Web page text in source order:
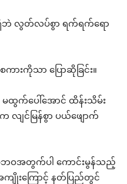
ရှိဘဲ လွတ်လပ်စွာ ရက်ရက်ရော
းကိုသာ ပြောဆိုခြင်း။
က်ပေါ်အောင် ထိန်းသိမ်း
လျင်မြန်စွာ ပယ်ဖျောက်
ဝအတွက်ပါ ကောင်းမွန်သည့်
ျိုးကြောင့် နတ်ပြည်တွင်